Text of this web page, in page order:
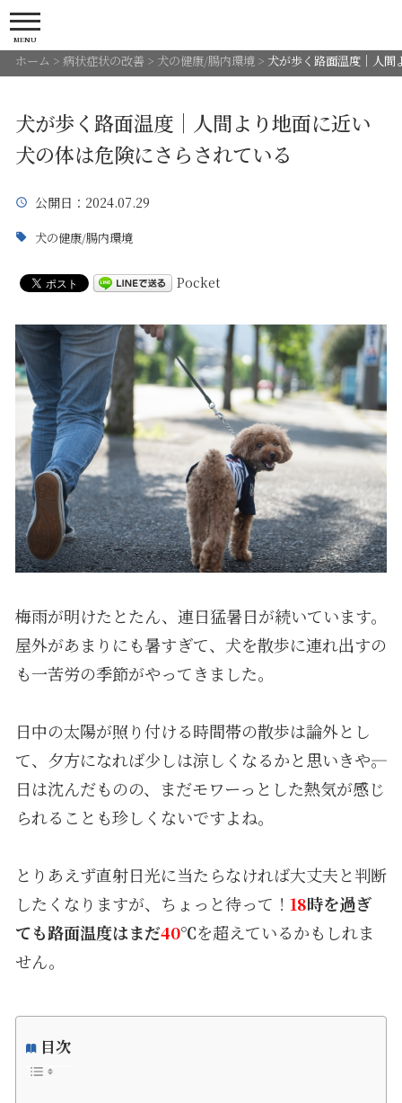
MENU
ホーム > 病状症状の改善 > 犬の健康/腸内環境> 犬が歩く路面温度｜人間
犬が歩く路面温度｜人間より地面に近い
犬の体は危険にさらされている
公開日 ：2024.07.29
犬の健康/腸内環境
Pocket
梅雨が明けたとたん、連日猛暑日が続いています。
屋外があまりにも暑すぎて、犬を散歩に連れ出すの
も一苦労の季節がやってきました。
日中の太陽が照り付ける時間帯の散歩は論外とし
て、夕方になれば少しは涼しくなるかと思いきや――。
日は沈んだものの、まだモワーっとした熱気が感じ
られることも珍しくないですよね。
とりあえず直射日光に当たらなければ大丈夫と判断
したくなりますが、ちょっと待って！ 18時を過ぎ
ても路面温度はまだ40℃を超えているかもしれま
せん。
目次